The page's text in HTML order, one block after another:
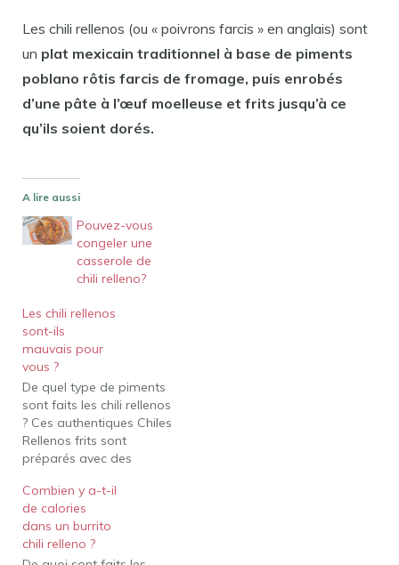
Les chili rellenos (ou « poivrons farcis » en anglais) sont
un plat mexicain traditionnel à base de piments
poblano rôtis farcis de fromage, puis enrobés
d’une pâte à l’œuf moelleuse et frits jusqu’à ce
qu’ils soient dorés.
A lire aussi
Pouvez-vous
congeler une
casserole de
chili relleno?
Les chili rellenos
sont-ils
mauvais pour
vous ?
De quel type de piments
sont faits les chili rellenos
? Ces authentiques Chiles
Rellenos frits sont
préparés avec des
légèrement épicés qui
sont remplis de queso
Oaxaca fondu, enrobés
d'un enrobage délicat et
Combien y a-t-il
de calories
dans un burrito
chili relleno ?